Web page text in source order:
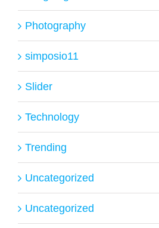
Photography
simposio11
Slider
Technology
Trending
Uncategorized
Uncategorized